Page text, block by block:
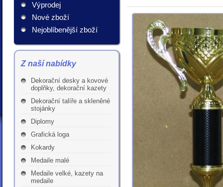
Výprodej
Nové zboží
Nejoblíbenější zboží
Z naší nabídky
Dekorační desky a kovové
doplňky, dekorační kazety
Dekorační talíře a skleněné
stojánky
Diplomy
Grafická loga
Kokardy
Medaile malé
Medaile velké, kazety na
medaile